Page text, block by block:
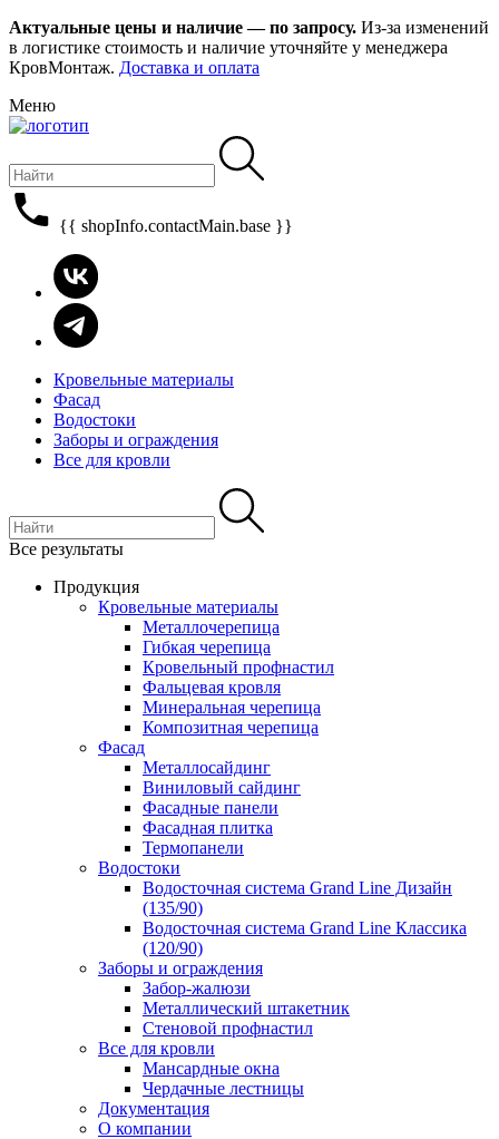
Актуальные цены и наличие — по запросу. Из-за изменений
в логистике стоимость и наличие уточняйте у менеджера
КровМонтаж. Доставка и оплата
Меню
{{ shopInfo.contactMain.base }}
Кровельные материалы
Фасад
Водостоки
Заборы и ограждения
Все для кровли
Все результаты
Продукция
Кровельные материалы
Металлочерепица
Гибкая черепица
Кровельный профнастил
Фальцевая кровля
Минеральная черепица
Композитная черепица
Фасад
Металлосайдинг
Виниловый сайдинг
Фасадные панели
Фасадная плитка
Термопанели
Водостоки
Водосточная система Grand Line Дизайн
(135/90)
Водосточная система Grand Line Классика
(120/90)
Заборы и ограждения
Забор-жалюзи
Металлический штакетник
Стеновой профнастил
Все для кровли
Мансардные окна
Чердачные лестницы
Документация
О компании